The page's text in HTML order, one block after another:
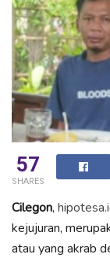
57
SHARES
Cilegon,
kejujuran,
atau yang akrab